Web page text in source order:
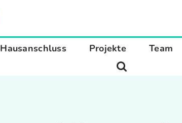
Hausanschluss Projekte Team